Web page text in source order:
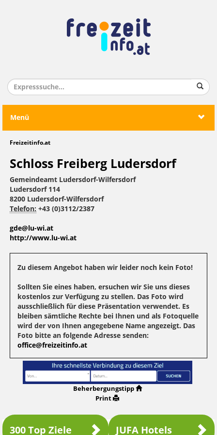
Menü
Freizeitinfo.at
Schloss Freiberg Ludersdorf
Gemeindeamt Ludersdorf-Wilfersdorf
Ludersdorf 114
8200 Ludersdorf-Wilfersdorf
Telefon: +43 (0)3112/2387
gde@lu-wi.at
http://www.lu-wi.at
Zu diesem Angebot haben wir leider noch kein Foto!
Sollten Sie eines haben, ersuchen wir Sie uns dieses
kostenlos zur Verfügung zu stellen. Das Foto wird
ausschließlich für diese Präsentation verwendet. Es
bleiben sämtliche Rechte bei Ihnen und als Fotoquelle
wird der von Ihnen angegebene Name angezeigt. Das
Foto bitte an folgende Adresse senden:
office@freizeitinfo.at
Beherbergungstipp
Print
300 Top Ziele JUFA Hotels